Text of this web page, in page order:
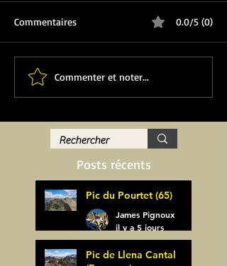
Commentaires 0.0/5 (0)
Commenter et noter...
Posts récents
Pic du Pourtet (65)
James Pignoux
il y a 5 jours
Pic de Llena Cantal